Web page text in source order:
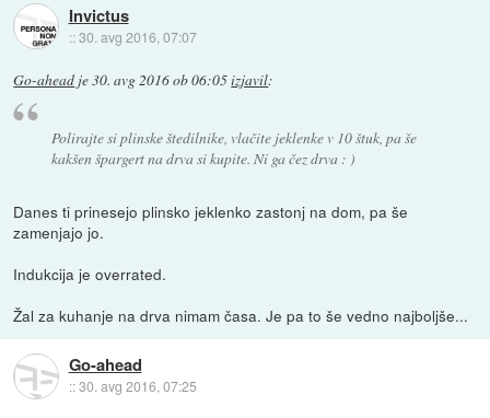
Invictus
::30. avg 2016, 07:07
Go-ahead je30. avg 2016 ob 06:05izjavil:
Polirajte si plinske štedilnike, vlačite jeklenke v 10 štuk, pa še
kakšen špargert na drva si kupite. Ni ga čez drva : )
Danes ti prinesejo plinsko jeklenko zastonj na dom, pa še
zamenjajo jo.
Indukcija je overrated.
Žal za kuhanje na drva nimam časa. Je pa to še vedno najboljše...
Go-ahead
::30. avg 2016, 07:25